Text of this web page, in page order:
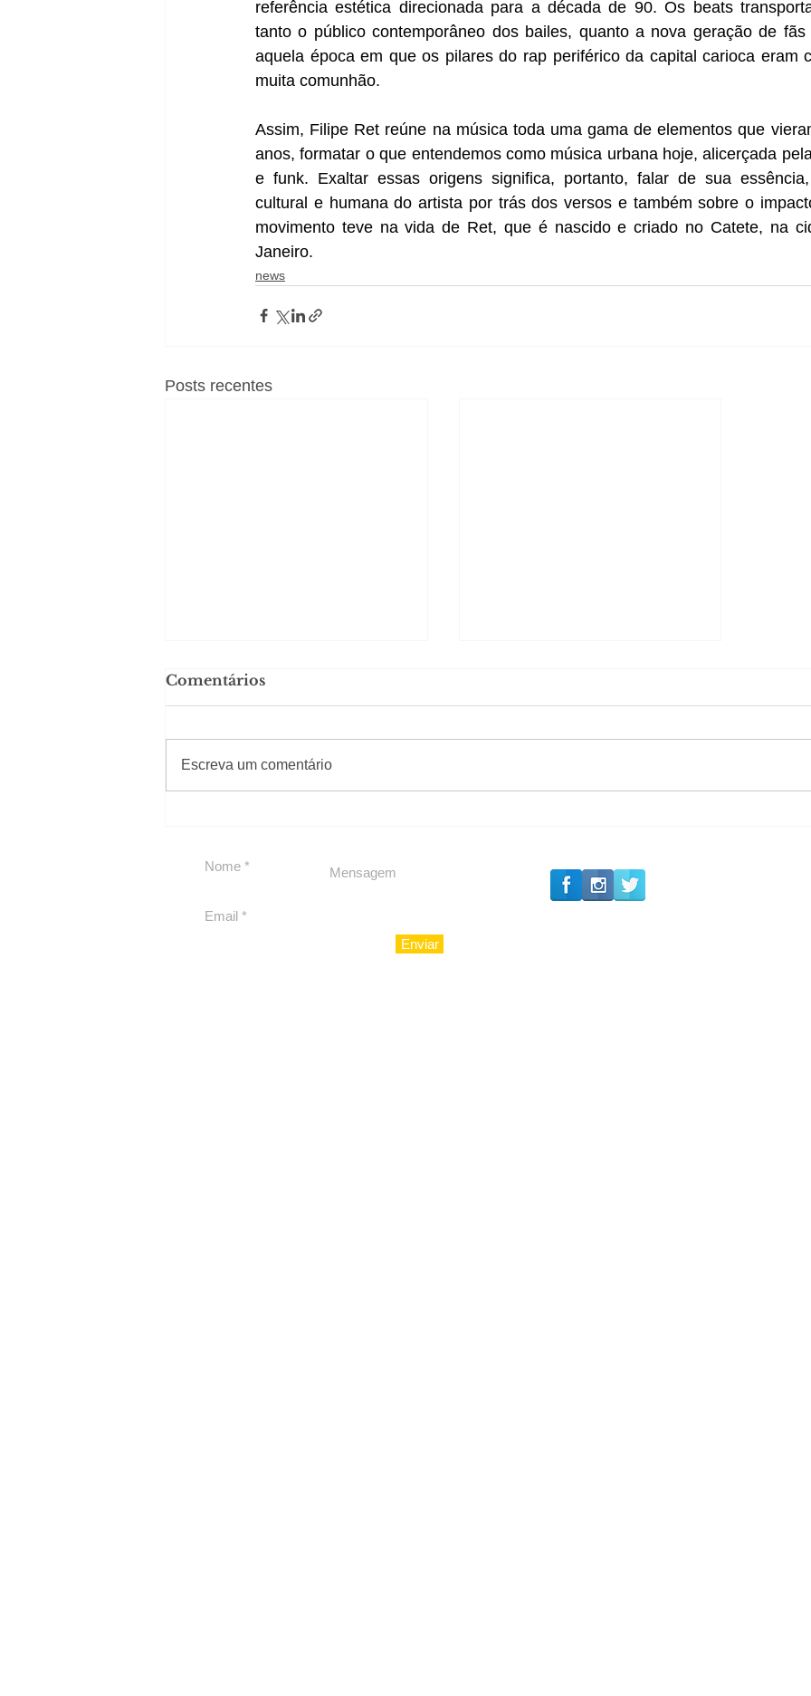
referência estética direcionada para a década de 90. Os beats
tanto o público contemporâneo dos bailes, quanto a nova geração de
aquela época em que os pilares do rap periférico da capital carioca eram
muita comunhão.
Assim, Filipe Ret reúne na música toda uma gama de elementos que
anos, formatar o que entendemos como música urbana hoje, alicerçada
e funk. Exaltar essas origens significa, portanto, falar de sua
cultural e humana do artista por trás dos versos e também sobre o
movimento teve na vida de Ret, que é nascido e criado no Catete, na
Janeiro.
news
Posts recentes
para São Paulo
Comentários
Escreva um comentário
#Sugestões
Enviar